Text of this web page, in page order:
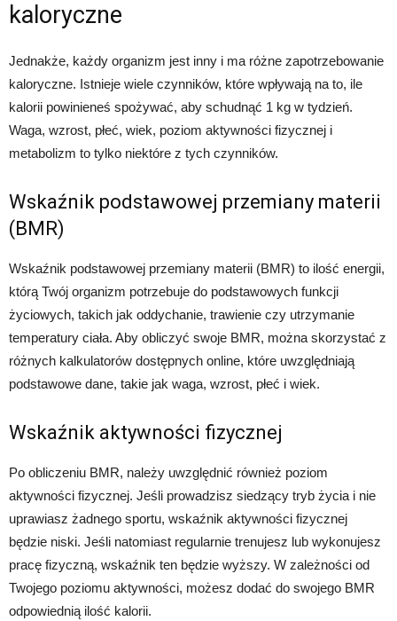
kaloryczne
Jednakże, każdy organizm jest inny i ma różne zapotrzebowanie
kaloryczne. Istnieje wiele czynników, które wpływają na to, ile
kalorii powinieneś spożywać, aby schudnąć 1 kg w tydzień.
Waga, wzrost, płeć, wiek, poziom aktywności fizycznej i
metabolizm to tylko niektóre z tych czynników.
Wskaźnik podstawowej przemiany materii
(BMR)
Wskaźnik podstawowej przemiany materii (BMR) to ilość energii,
którą Twój organizm potrzebuje do podstawowych funkcji
życiowych, takich jak oddychanie, trawienie czy utrzymanie
temperatury ciała. Aby obliczyć swoje BMR, można skorzystać z
różnych kalkulatorów dostępnych online, które uwzględniają
podstawowe dane, takie jak waga, wzrost, płeć i wiek.
Wskaźnik aktywności fizycznej
Po obliczeniu BMR, należy uwzględnić również poziom
aktywności fizycznej. Jeśli prowadzisz siedzący tryb życia i nie
uprawiasz żadnego sportu, wskaźnik aktywności fizycznej
będzie niski. Jeśli natomiast regularnie trenujesz lub wykonujesz
pracę fizyczną, wskaźnik ten będzie wyższy. W zależności od
Twojego poziomu aktywności, możesz dodać do swojego BMR
odpowiednią ilość kalorii.